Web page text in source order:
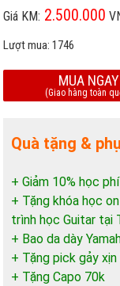
Giá KM: 2.500.000
Lượt mua:1746
MUA NGAY
(Giao hàng toàn
Quà tặng &
+ Giảm 10% học
+ Tặng khóa học
trình học Guitar tại
+ Bao da dày
+ Tặng pick gảy
+ Tặng Capo 70k